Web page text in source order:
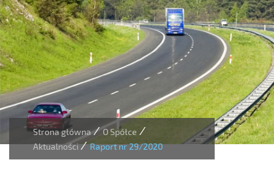
Strona główna/ O Spółce /
Aktualności/ Raport nr 29/2020